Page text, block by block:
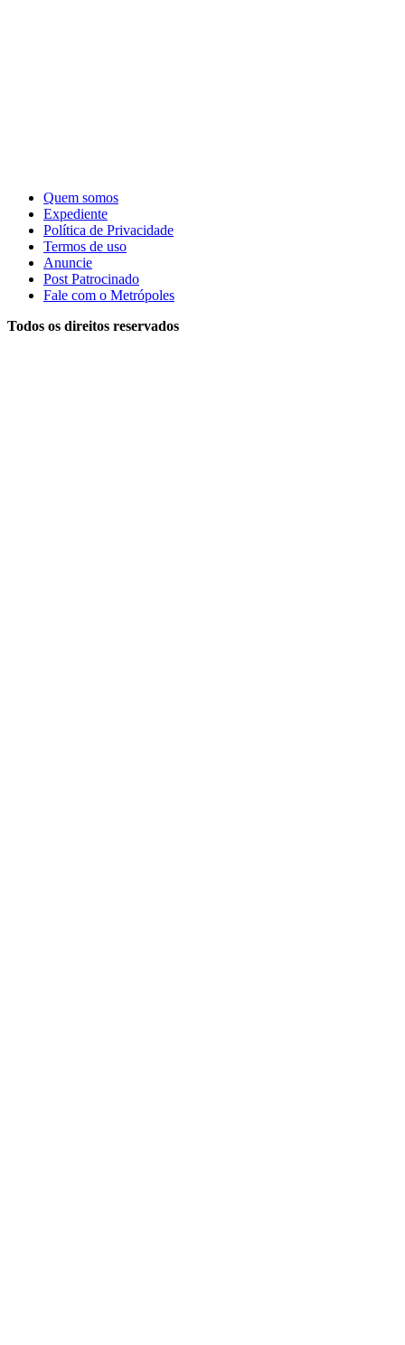
Quem somos
Expediente
Política de Privacidade
Termos de uso
Anuncie
Post Patrocinado
Fale com o Metrópoles
Todos os direitos reservados